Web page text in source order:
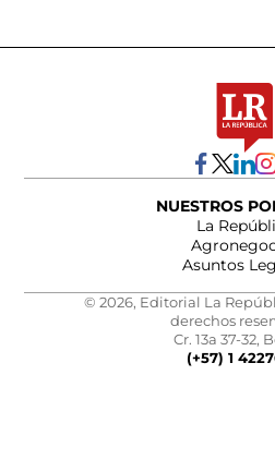
NUESTROS
La
Asuntos
© 2026, Editorial La
derechos
Cr. 13a 37-32,
(+57) 1